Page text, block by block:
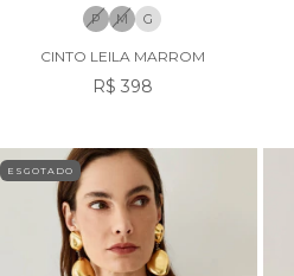
P M G
CINTO LEILA MARROM
R$ 398
ESGOTADO